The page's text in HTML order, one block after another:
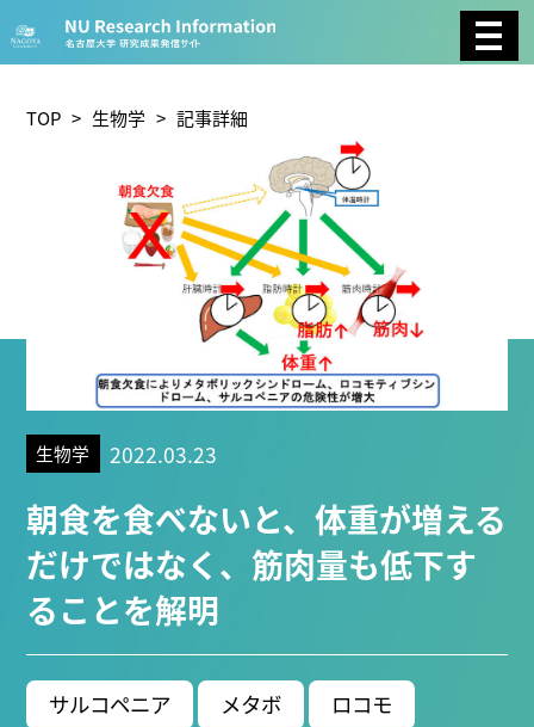
CATEGORY
環境学 生物学
総合生物
化学
情報学 数物系科学
TAG
(175)
生命農学研究科 (116)
トランスフォーマティ
ブ生命分子研究所 (75)
環境学研究科 (66)
宇宙地球
環境研究所 (63)
未来材料・システム研究所 (60)
報学研究科 (47)
植物 (33)
境医学研究所 (23)
進化 (23)
未来社会創造機構 (22)
宇宙 (21)
創薬科学研究科 (20)
シロイヌナズ
TOP > 生物学 > 記事詳細
生物学 2022.03.23
朝食を食べないと、体重が増える
だけではなく、筋肉量も低下す
ることを解明
サルコペニア メタボ ロコモ